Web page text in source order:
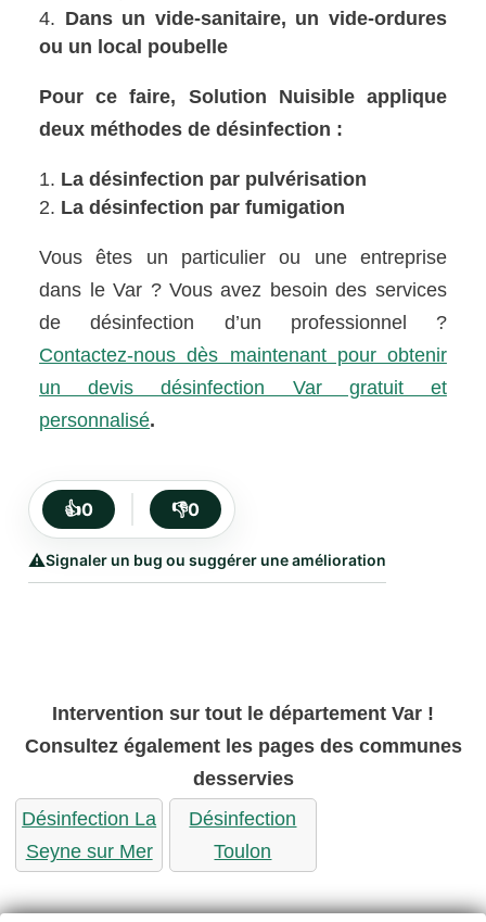
Dans un vide-sanitaire, un vide-ordures
ou un local poubelle
Pour ce faire, Solution Nuisible applique
deux méthodes de désinfection :
La désinfection par pulvérisation
La désinfection par fumigation
Vous êtes un particulier ou une entreprise
dans le Var ? Vous avez besoin des services
de désinfection d’un professionnel ?
Contactez-nous dès maintenant pour obtenir
un devis désinfection Var gratuit et
personnalisé.
👍0 👎0
⚠️Signaler un bug ou suggérer une amélioration
Intervention sur tout le département Var !
Consultez également les pages des communes
desservies
Désinfection La
Seyne sur Mer
Désinfection
Toulon